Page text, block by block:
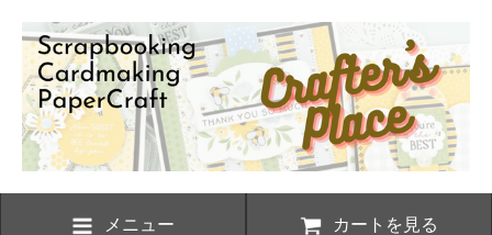
メニュー カートを見る